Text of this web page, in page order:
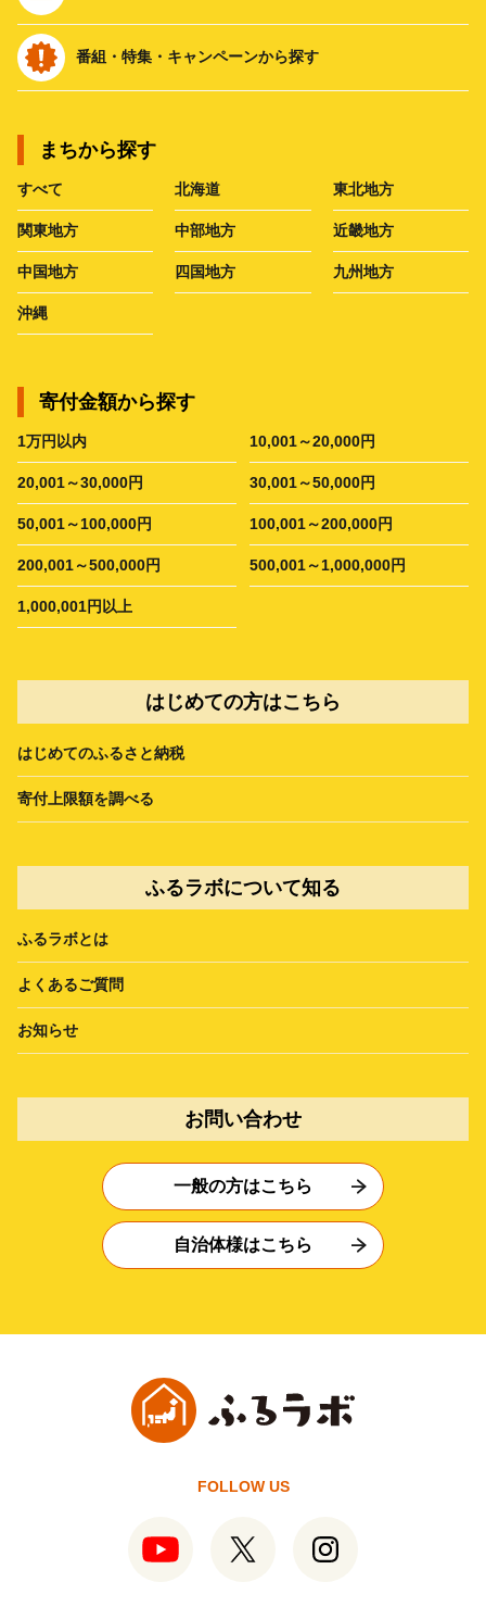
番組・特集・キャンペーンから探す
まちから探す
すべて 北海道 東北地方
関東地方 中部地方 近畿地方
中国地方 四国地方 九州地方
沖縄
寄付金額から探す
1万円以内 10,001～20,000円
20,001～30,000円 30,001～50,000円
50,001～100,000円 100,001～200,000円
200,001～500,000円 500,001～1,000,000円
1,000,001円以上
はじめての方はこちら
はじめてのふるさと納税
寄付上限額を調べる
ふるラボについて知る
ふるラボとは
よくあるご質問
お知らせ
お問い合わせ
一般の方はこちら
自治体様はこちら
FOLLOW US